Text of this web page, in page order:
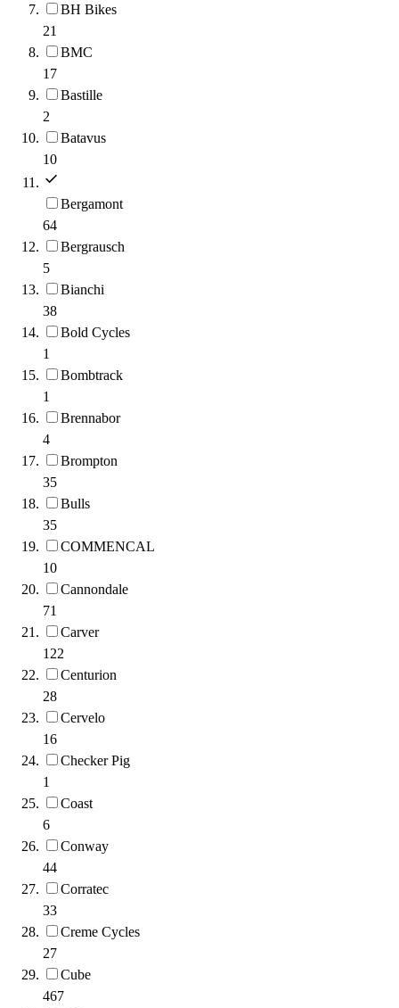
BH Bikes
21
BMC
17
Bastille
2
Batavus
10
Bergamont
64
Bergrausch
5
Bianchi
38
Bold Cycles
1
Bombtrack
1
Brennabor
4
Brompton
35
Bulls
35
COMMENCAL
10
Cannondale
71
Carver
122
Centurion
28
Cervelo
16
Checker Pig
1
Coast
6
Conway
44
Corratec
33
Creme Cycles
27
Cube
467